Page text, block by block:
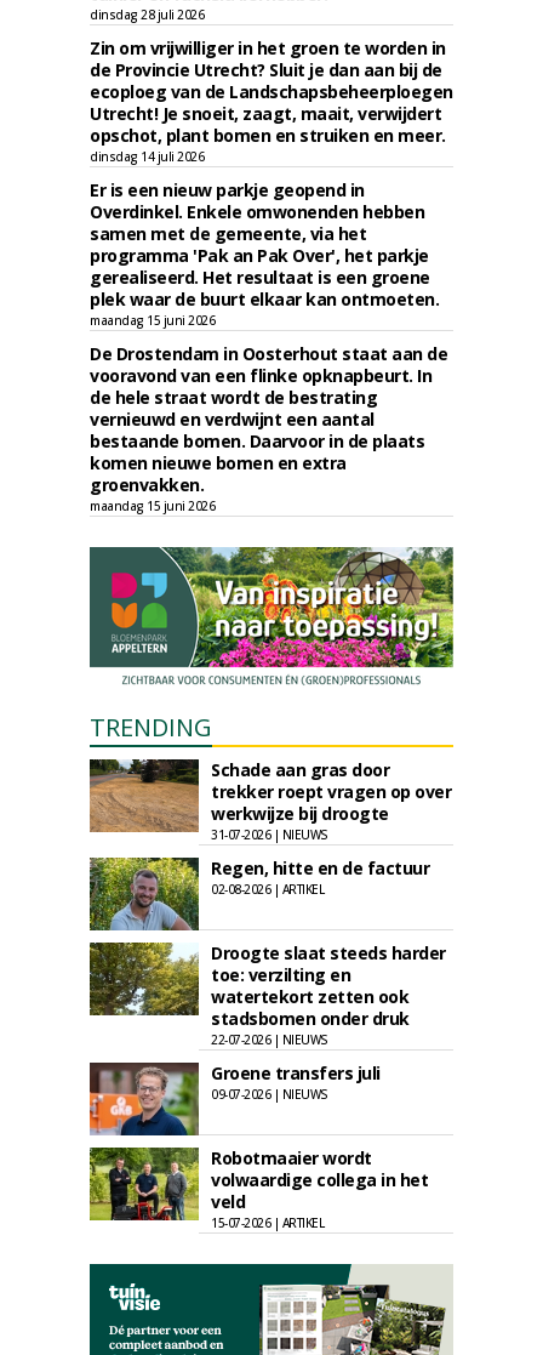
dinsdag 28 juli 2026
Zin om vrijwilliger in het groen te worden in
de Provincie Utrecht? Sluit je dan aan bij de
ecoploeg van de Landschapsbeheerploegen
Utrecht! Je snoeit, zaagt, maait, verwijdert
opschot, plant bomen en struiken en meer.
dinsdag 14 juli 2026
Er is een nieuw parkje geopend in
Overdinkel. Enkele omwonenden hebben
samen met de gemeente, via het
programma 'Pak an Pak Over', het parkje
gerealiseerd. Het resultaat is een groene
plek waar de buurt elkaar kan ontmoeten.
maandag 15 juni 2026
De Drostendam in Oosterhout staat aan de
vooravond van een flinke opknapbeurt. In
de hele straat wordt de bestrating
vernieuwd en verdwijnt een aantal
bestaande bomen. Daarvoor in de plaats
komen nieuwe bomen en extra
groenvakken.
maandag 15 juni 2026
TRENDING
Schade aan gras door
trekker roept vragen op over
werkwijze bij droogte
31-07-2026 | NIEUWS
Regen, hitte en de factuur
02-08-2026 | ARTIKEL
Droogte slaat steeds harder
toe: verzilting en
watertekort zetten ook
stadsbomen onder druk
22-07-2026 | NIEUWS
Groene transfers juli
09-07-2026 | NIEUWS
Robotmaaier wordt
volwaardige collega in het
veld
15-07-2026 | ARTIKEL